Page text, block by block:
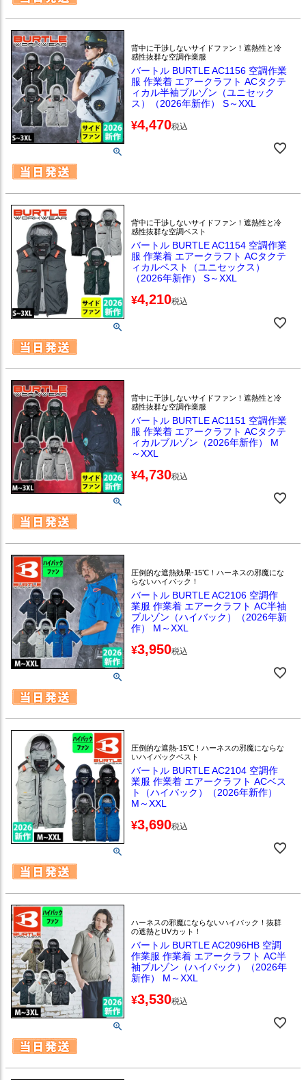
背中に干渉しないサイドファン！遮熱性と冷
感性抜群な空調作業服
バートル BURTLE AC1156 空調作業
服 作業着 エアークラフト ACタクテ
ィカル半袖ブルゾン（ユニセック
ス）（2026年新作） S～XXL
¥4,470税込
背中に干渉しないサイドファン！遮熱性と冷
感性抜群な空調ベスト
バートル BURTLE AC1154 空調作業
服 作業着 エアークラフト ACタクテ
ィカルベスト（ユニセックス）
（2026年新作） S～XXL
¥4,210税込
背中に干渉しないサイドファン！遮熱性と冷
感性抜群な空調作業服
バートル BURTLE AC1151 空調作業
服 作業着 エアークラフト ACタクテ
ィカルブルゾン（2026年新作） M
～XXL
¥4,730税込
圧倒的な遮熱効果-15℃！ハーネスの邪魔にな
らないハイバック！
バートル BURTLE AC2106 空調作
業服 作業着 エアークラフト AC半袖
ブルゾン（ハイバック）（2026年新
作） M～XXL
¥3,950税込
圧倒的な遮熱-15℃！ハーネスの邪魔にならな
いハイバックベスト
バートル BURTLE AC2104 空調作
業服 作業着 エアークラフト ACベス
ト（ハイバック）（2026年新作）
M～XXL
¥3,690税込
ハーネスの邪魔にならないハイバック！抜群
の遮熱とUVカット！
バートル BURTLE AC2096HB 空調
作業服 作業着 エアークラフト AC半
袖ブルゾン（ハイバック）（2026年
新作） M～XXL
¥3,530税込